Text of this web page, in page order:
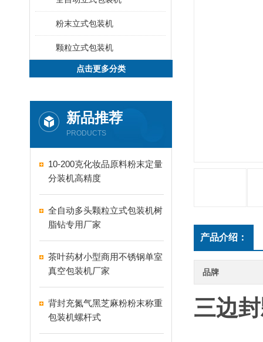
粉末立式包装机
颗粒立式包装机
点击更多分类
新品推荐
PRODUCTS
10-200克化妆品原料粉末定量
分装机高精度
全自动多头颗粒立式包装机树
脂钻专用厂家
茶叶药材小型商用不锈钢单室
真空包装机厂家
背封充氮气黑芝麻粉粉末称重
包装机螺杆式
产品介绍：
品牌
三边